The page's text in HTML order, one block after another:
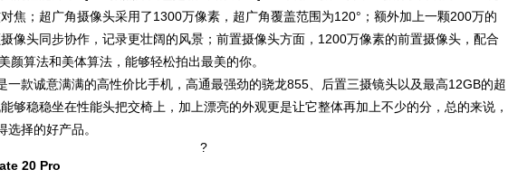
焦；超广角摄像头采用了1300万像素，超广角覆盖范围为120°；额外加上一颗200万的
像头同步协作，记录更壮阔的风景；前置摄像头方面，1200万像素的前置摄像头，配合
颜算法和美体算法，能够轻松拍出最美的你。
一款诚意满满的高性价比手机，高通最强劲的骁龙855、后置三摄镜头以及最高12GB的超
够稳稳坐在性能头把交椅上，加上漂亮的外观更是让它整体再加上不少的分，总的来说，
选择的好产品。
?
20 Pro